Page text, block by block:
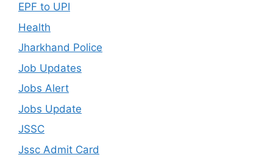
EPF to UPI
Health
Jharkhand Police
Job Updates
Jobs Alert
Jobs Update
JSSC
Jssc Admit Card